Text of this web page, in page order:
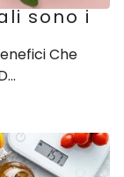
sono i
Che